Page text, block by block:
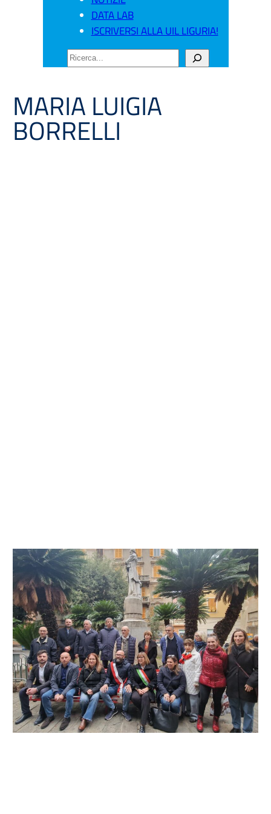
DATA LAB
ISCRIVERSI ALLA UIL LIGURIA!
CERCA
MARIA LUIGIA
BORRELLI